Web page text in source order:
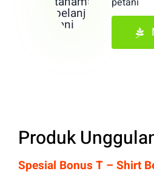
Produk
Spesial Bonus T – Shirt